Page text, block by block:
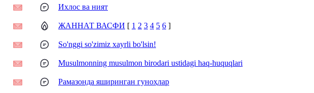
Ихлос ва ният
ЖАННАТ ВАСФИ [ 1 2 3 4 5 6 ]
So'nggi so'zimiz xayrli bo'lsin!
Musulmonning musulmon birodari ustidagi haq-huquqlari
Рамазонда яширинган гуноҳлар